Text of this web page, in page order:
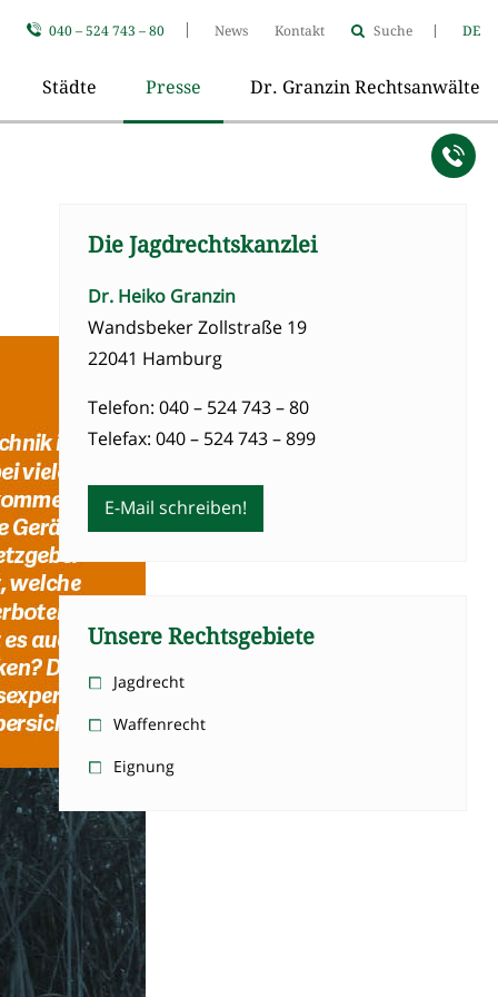
040 – 524 743 – 80 News Kontakt Suche DE
Städte Presse Dr. Granzin Rechtsanwälte
Die Jagdrechtskanzlei
Dr. Heiko Granzin
Wandsbeker Zollstraße 19
22041 Hamburg
Telefon: 040 – 524 743 – 80
Telefax: 040 – 524 743 – 899
E-Mail schreiben!
Unsere Rechtsgebiete
Jagdrecht
Waffenrecht
Eignung